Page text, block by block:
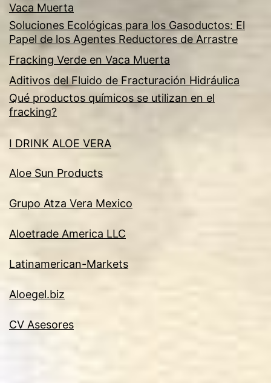
Vaca Muerta
Soluciones Ecológicas para los Gasoductos: El
Papel de los Agentes Reductores de Arrastre
Fracking Verde en Vaca Muerta
Aditivos del Fluido de Fracturación Hidráulica
Qué productos químicos se utilizan en el
fracking?
I DRINK ALOE VERA
Aloe Sun Products
Grupo Atza Vera Mexico
Aloetrade America LLC
Latinamerican-Markets
Aloegel.biz
CV Asesores